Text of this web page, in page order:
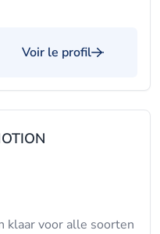
Voir le profil
klaar voor alle soorten